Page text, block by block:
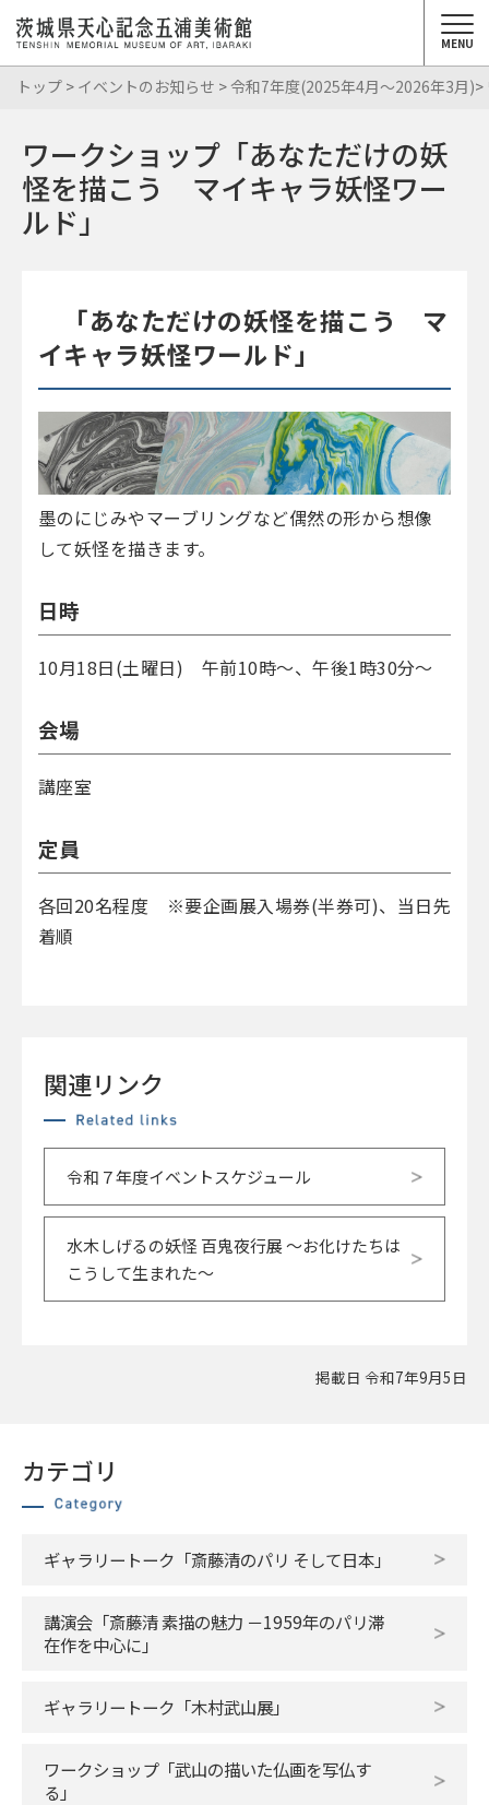
MENU
トップ > イベントのお知らせ >令和7年度(2025年4月～2026年3月)>
ワークショップ「あなただけの妖
怪を描こう マイキャラ妖怪ワー
ルド」
「あなただけの妖怪を描こう マ
イキャラ妖怪ワールド」
墨のにじみやマーブリングなど偶然の形から想像
して妖怪を描きます。
日時
10月18日(土曜日) 午前10時～、午後1時30分～
会場
講座室
定員
各回20名程度 ※要企画展入場券(半券可)、当日先
着順
関連リンク
令和７年度イベントスケジュール
水木しげるの妖怪 百鬼夜行展 ～お化けたちは
こうして生まれた～
掲載日 令和7年9月5日
カテゴリ
ギャラリートーク「斎藤清のパリ そして日本」
講演会「斎藤清 素描の魅力 －1959年のパリ滞
在作を中心に」
ギャラリートーク「木村武山展」
ワークショップ「武山の描いた仏画を写仏す
る」